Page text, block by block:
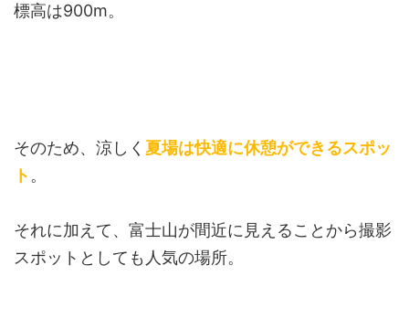
標高は900m。
そのため、涼しく 夏場は快適に休憩ができるスポッ
ト。
それに加えて、富士山が間近に見えることから撮影
スポットとしても人気の場所。